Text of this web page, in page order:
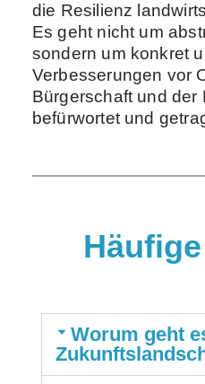
die Resilienz
Es geht nicht um
sondern um konkret
Verbesserungen vor
Bürgerschaft und der
befürwortet und
Worum geht